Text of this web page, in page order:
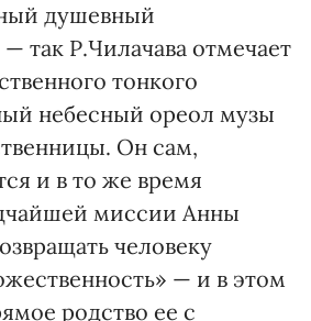
душевный
так Р.Чилачава отмечает
тонкого
небесный ореол музы
Он сам,
и в то же время
миссии Анны
человеку
— и в этом
родство ее с